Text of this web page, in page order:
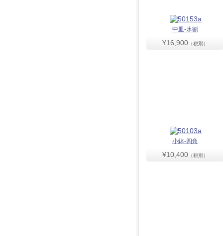
中皿-氷割
¥16,900 （税別）
小鉢-四角
¥10,400 （税別）